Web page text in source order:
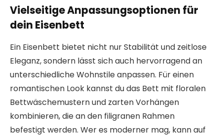
Vielseitige Anpassungsoptionen für
dein Eisenbett
Ein Eisenbett bietet nicht nur Stabilität und zeitlose
Eleganz, sondern lässt sich auch hervorragend an
unterschiedliche Wohnstile anpassen. Für einen
romantischen Look kannst du das Bett mit floralen
Bettwäschemustern und zarten Vorhängen
kombinieren, die an den filigranen Rahmen
befestigt werden. Wer es moderner mag, kann auf